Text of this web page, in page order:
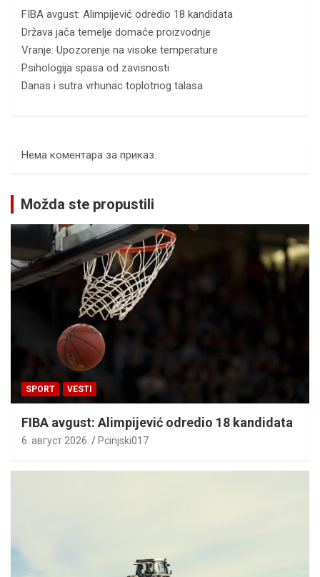
FIBA avgust: Alimpijević odredio 18 kandidata
Država jača temelje domaće proizvodnje
Vranje: Upozorenje na visoke temperature
Psihologija spasa od zavisnosti
Danas i sutra vrhunac toplotnog talasa
Нема коментара за приказ.
Možda ste propustili
SPORT VESTI
FIBA avgust: Alimpijević odredio 18 kandidata
6. август 2026. Pcinjski017